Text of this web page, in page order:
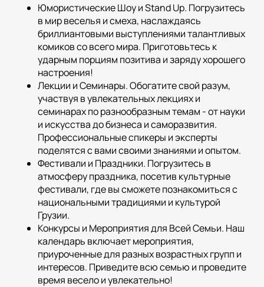
Юмористические Шоу и Stand Up. Погрузитесь
в мир веселья и смеха, наслаждаясь
бриллиантовыми выступлениями талантливых
комиков со всего мира. Приготовьтесь к
ударным порциям позитива и заряду хорошего
настроения!
Лекции и Семинары. Обогатите свой разум,
участвуя в увлекательных лекциях и
семинарах по разнообразным темам - от науки
и искусства до бизнеса и саморазвития.
Профессиональные спикеры и эксперты
поделятся с вами своими знаниями и опытом.
Фестивали и Праздники. Погрузитесь в
атмосферу праздника, посетив культурные
фестивали, где вы сможете познакомиться с
национальными традициями и культурой
Грузии.
Конкурсы и Мероприятия для Всей Семьи. Наш
календарь включает мероприятия,
приуроченные для разных возрастных групп и
интересов. Приведите всю семью и проведите
время весело и увлекательно!